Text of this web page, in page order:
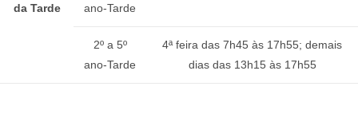
da Tarde
ano-Tarde
2º a 5º
ano-Tarde
4ª feira das 7h45 às 17h55; demais
dias das 13h15 às 17h55